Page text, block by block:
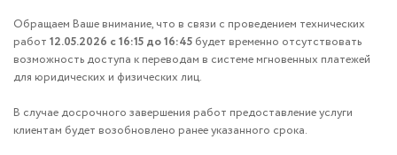
Обращаем Ваше внимание, что в связи с проведением технических
работ 12.05.2026 с 16:15 до 16:45 будет временно отсутствовать
возможность доступа к переводам в системе мгновенных платежей
для юридических и физических лиц.
В случае досрочного завершения работ предоставление услуги
клиентам будет возобновлено ранее указанного срока.